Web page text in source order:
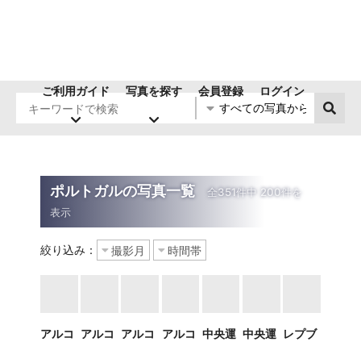
ご利用ガイド 写真を探す 会員登録 ログイン
ポルトガルの写真一覧
絞り込み：
アルコ
アルコ
アルコ
アルコ 中央運 中央運 レプブ